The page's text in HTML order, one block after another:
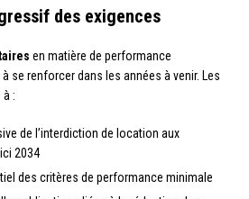
des exigences
en matière de performance
se renforcer dans les années à venir. Les
:
de l’interdiction de location aux
2034
des critères de performance minimale